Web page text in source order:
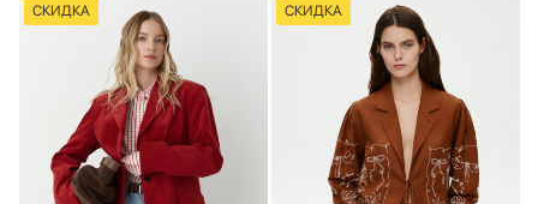
СКИДКА СКИДКА